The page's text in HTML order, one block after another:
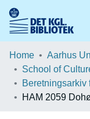
Communities &
Statistics
Home Aarhus